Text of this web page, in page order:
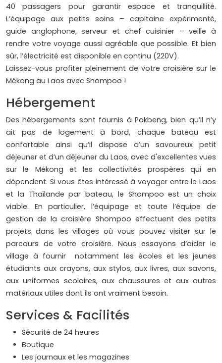
40 passagers pour garantir espace et tranquillité.
L’équipage aux petits soins – capitaine expérimenté,
guide anglophone, serveur et chef cuisinier – veille à
rendre votre voyage aussi agréable que possible. Et bien
sûr, l’électricité est disponible en continu (220V).
Laissez-vous profiter pleinement de votre croisière sur le
Mékong au Laos avec Shompoo !
Hébergement
Des hébergements sont fournis à Pakbeng, bien qu’il n’y
ait pas de logement à bord, chaque bateau est
confortable ainsi qu’il dispose d’un savoureux petit
déjeuner et d’un déjeuner du Laos, avec d'excellentes vues
sur le Mékong et les collectivités prospères qui en
dépendent. Si vous êtes intéressé à voyager entre le Laos
et la Thaïlande par bateau, le Shompoo est un choix
viable. En particulier, l’équipage et toute l’équipe de
gestion de la croisière Shompoo effectuent des petits
projets dans les villages où vous pouvez visiter sur le
parcours de votre croisière. Nous essayons d’aider le
village à fournir notamment les écoles et les jeunes
étudiants aux crayons, aux stylos, aux livres, aux savons,
aux uniformes scolaires, aux chaussures et aux autres
matériaux utiles dont ils ont vraiment besoin.
Services & Facilités
Sécurité de 24 heures
Boutique
Les journaux et les magazines